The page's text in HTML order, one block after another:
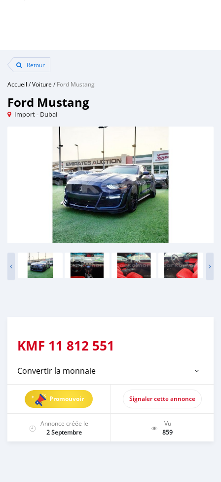
Retour
Accueil /Voiture /Ford Mustang
Ford Mustang
Import - Dubai
KMF 11 812 551
Convertir la monnaie
Promouvoir Signaler cette annonce
Annonce créée le
2 Septembre
Vu
859